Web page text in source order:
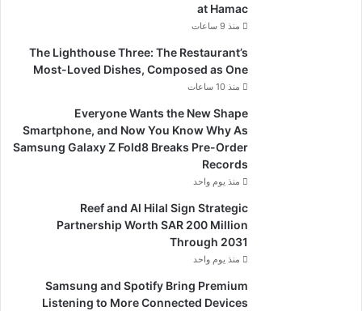
at Hamac
منذ 9 ساعات
The Lighthouse Three: The Restaurant’s
Most-Loved Dishes, Composed as One
منذ 10 ساعات
Everyone Wants the New Shape
Smartphone, and Now You Know Why As
Samsung Galaxy Z Fold8 Breaks Pre-Order
Records
منذ يوم واحد
Reef and Al Hilal Sign Strategic
Partnership Worth SAR 200 Million
Through 2031
منذ يوم واحد
Samsung and Spotify Bring Premium
Listening to More Connected Devices